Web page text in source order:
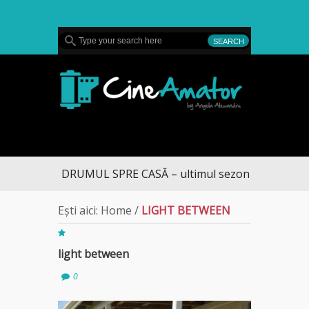
DRUMUL SPRE CASĂ – ultimul sezon te aduce la
Ești aici: Home / LIGHT BETWEEN
light between
0